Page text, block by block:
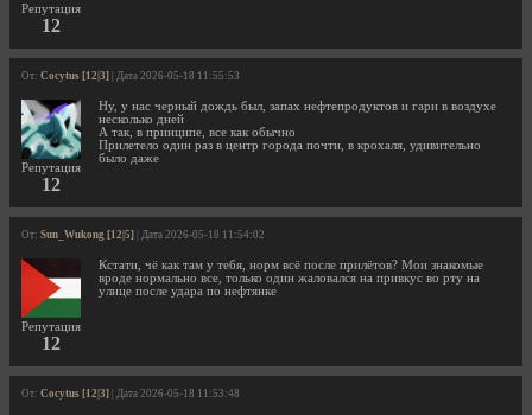
Репутация
12
От: Cocytus [12|3] | Дата 2026-05-18 11:55:53
Репутация
12
Ну, у нас черный дождь был, запах нефтепродуктов и гари в воздухе
несколько дней
А так, в принципе, все как обычно
Прилетело один раз в центр города почти, в крохаля, удивительно
было даже
От: Sun_Wukong [12|5] | Дата 2026-05-18 11:54:02
Репутация
12
Кстати, чё как там у тебя, норм всё после прилётов? Мои знакомые
вроде нормально все, только один жаловался на привкус во рту на
улице после удара по нефтянке
От: Cocytus [12|3] | Дата 2026-05-18 11:53:48